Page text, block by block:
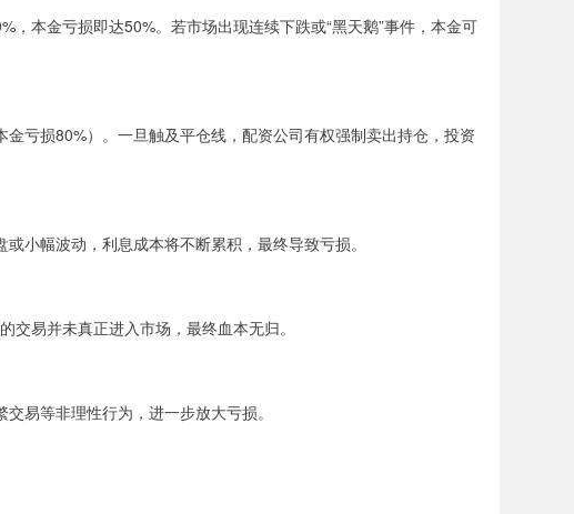
本金亏损即达50%。若市场出现连续下跌或“黑天鹅”事件，本金可
亏损80%）。一旦触及平仓线，配资公司有权强制卖出持仓，投资
小幅波动，利息成本将不断累积，最终导致亏损。
交易并未真正进入市场，最终血本无归。
易等非理性行为，进一步放大亏损。